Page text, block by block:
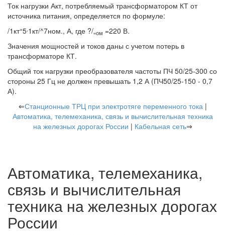
Ток нагрузки Акт, потребляемый трансформатором КТ от
источника питания, определяется по формуле:
/1кт=5 1кт/^7ном., А, где ?/„ом =220 В.
Значения мощностей и токов даны с учетом потерь в
трансформаторе КТ.
Общий ток нагрузки преобразователя частоты ПЧ 50/25-300 со
стороны 25 Гц не должен превышать 1,2 А (ПЧ50/25-150 - 0,7
А).
⇐Станционные ТРЦ при электротяге переменного тока|
Автоматика, телемеханика, связь и вычислительная техника
на железных дорогах России | Кабельная сеть⇒
Автоматика, телемеханика,
связь и вычислительная
техника на железных дорогах
России